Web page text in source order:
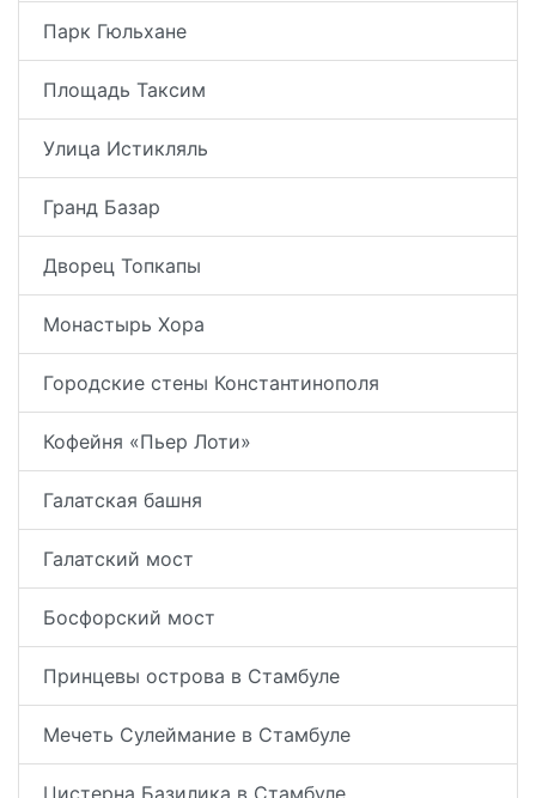
Парк Гюльхане
Площадь Таксим
Улица Истикляль
Гранд Базар
Дворец Топкапы
Монастырь Хора
Городские стены Константинополя
Кофейня «Пьер Лоти»
Галатская башня
Галатский мост
Босфорский мост
Принцевы острова в Стамбуле
Мечеть Сулеймание в Стамбуле
Цистерна Базилика в Стамбуле